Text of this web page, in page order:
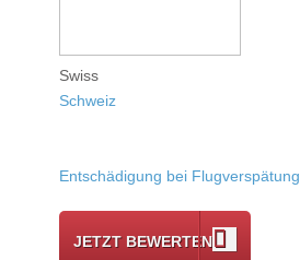
Swiss
Schweiz
Entschädigung bei Flugverspätung
JETZT BEWERTEN